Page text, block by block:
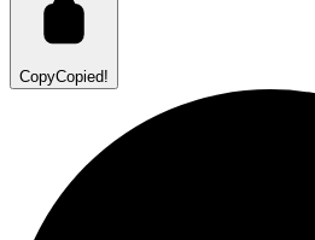
CopyCopied!